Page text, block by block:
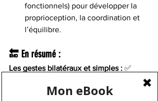
fonctionnels) pour développer la
proprioception, la coordination et
l’équilibre.
🔚 En résumé :
Les gestes bilatéraux et simples : ✅
minimisent les risques de blessure,✅